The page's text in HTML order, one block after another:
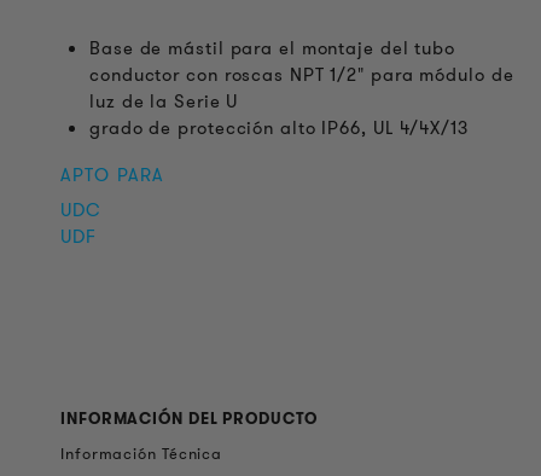
Base de mástil para el montaje del tubo
conductor con roscas NPT 1/2" para módulo de
luz de la Serie U
grado de protección alto IP66, UL 4/4X/13
APTO PARA
UDC
UDF
INFORMACIÓN DEL PRODUCTO
Información Técnica